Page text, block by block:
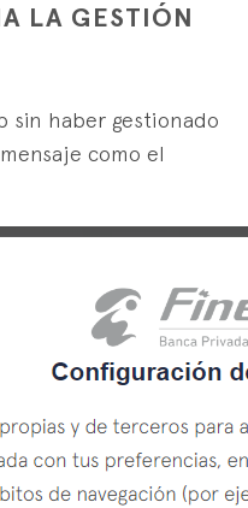
LA GESTIÓN
sin haber gestionado
como el